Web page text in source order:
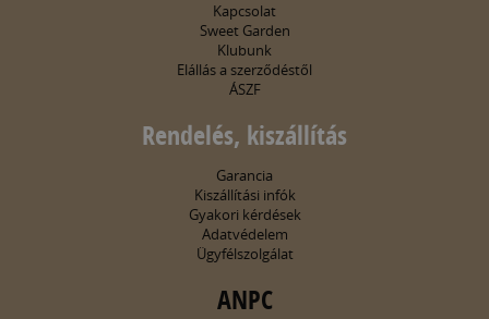
Kapcsolat
Sweet Garden
Klubunk
Elállás a szerződéstől
ÁSZF
Rendelés, kiszállítás
Garancia
Kiszállítási infók
Gyakori kérdések
Adatvédelem
Ügyfélszolgálat
ANPC